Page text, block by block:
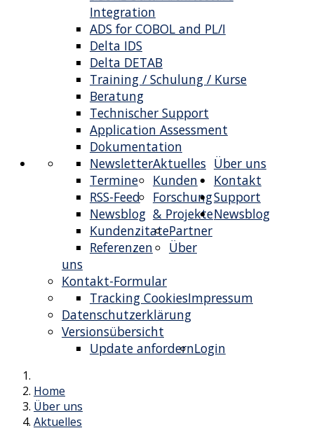
Integration
ADS for COBOL and PL/I
Delta IDS
Delta DETAB
Training / Schulung / Kurse
Beratung
Technischer Support
Application Assessment
Dokumentation
Über uns
Aktuelles
Newsletter
Termine
RSS-Feed
Newsblog
Kunden
Kundenzitate
Referenzen
Forschung
& Projekte
Partner
Über
uns
Kontakt
Kontakt-Formular
Impressum
Tracking Cookies
Datenschutzerklärung
Support
Versionsübersicht
Update anfordernLogin
Newsblog
Home
Über uns
Aktuelles